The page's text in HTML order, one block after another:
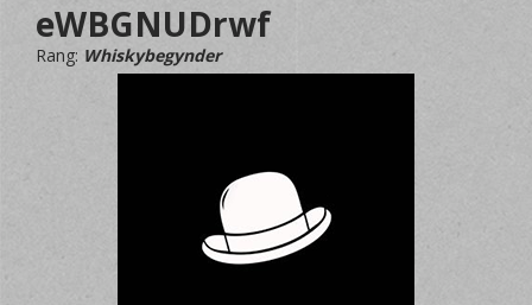
eWBGNUDrwf
Rang: Whiskybegynder